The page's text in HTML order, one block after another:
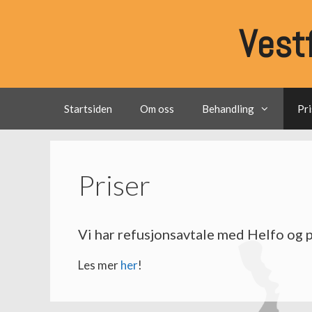
Startsiden Om oss Behandling
Priser
Vi har refusjonsavtale med Helfo
Les merher!